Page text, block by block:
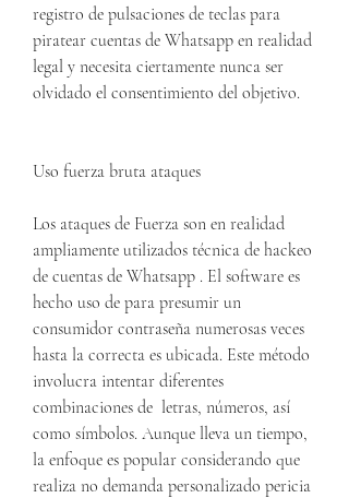
registro de pulsaciones de teclas para
piratear cuentas de Whatsapp en realidad
legal y necesita ciertamente nunca ser
olvidado el consentimiento del objetivo.
Uso fuerza bruta ataques
Los ataques de Fuerza son en realidad
ampliamente utilizados técnica de hackeo
de cuentas de Whatsapp . El software es
hecho uso de para presumir un
consumidor contraseña numerosas veces
hasta la correcta es ubicada. Este método
involucra intentar diferentes
combinaciones de  letras, números, así
como símbolos. Aunque lleva un tiempo,
la enfoque es popular considerando que
realiza no demanda personalizado pericia